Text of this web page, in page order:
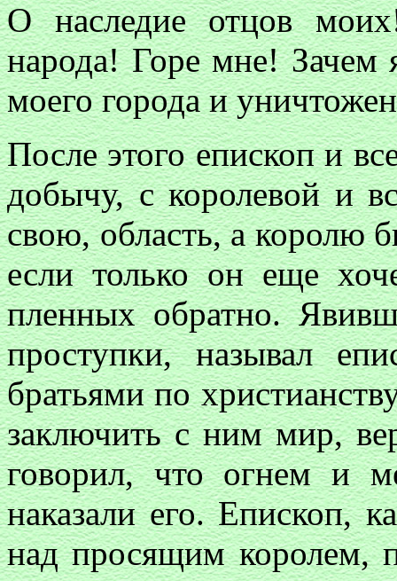
О наследие отцов
народа! Горе мне! Зачем
моего города и
После этого епископ и
добычу, с королевой и
свою, область, а королю
если только он еще
пленных обратно.
проступки, называл
братьями по
заключить с ним мир,
говорил, что огнем и
наказали его. Епископ,
над просящим королем,